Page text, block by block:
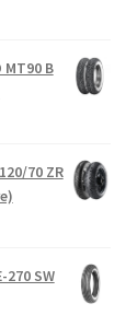
MT90 B
70 ZR
270 SW